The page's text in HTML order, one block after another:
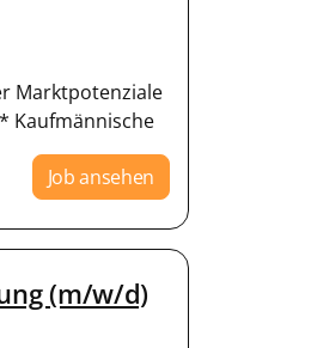
Marktpotenziale
Kaufmännische
Job ansehen
(m/w/d)